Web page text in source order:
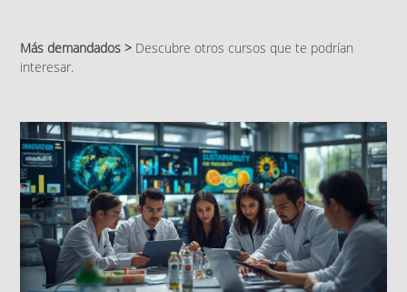
Más demandados > Descubre otros cursos que te podrían
interesar.